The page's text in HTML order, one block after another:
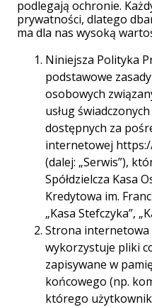
Data publikacji: 27-06-
dzień: 23-05-2025
podlegają ochronie.
prywatności, dlatego
ma dla nas wysoką
Niniejsza Polityka
podstawowe
osobowych
usług
dostępnych za
internetowej
(dalej: „Serwis”),
Spółdzielcza Kasa
Kredytowa im.
„Kasa Stefczyka”,
Strona internetowa
wykorzystuje pliki
zapisywane w
końcowego (np.
którego